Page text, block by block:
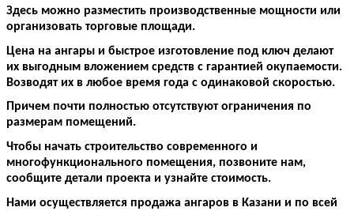
Здесь можно разместить производственные мощности или
организовать торговые площади.
Цена на ангары и быстрое изготовление под ключ делают
их выгодным вложением средств с гарантией окупаемости.
Возводят их в любое время года с одинаковой скоростью.
Причем почти полностью отсутствуют ограничения по
размерам помещений.
Чтобы начать строительство современного и
многофункционального помещения, позвоните нам,
сообщите детали проекта и узнайте стоимость.
Нами осуществляется продажа ангаров в Казани и по всей